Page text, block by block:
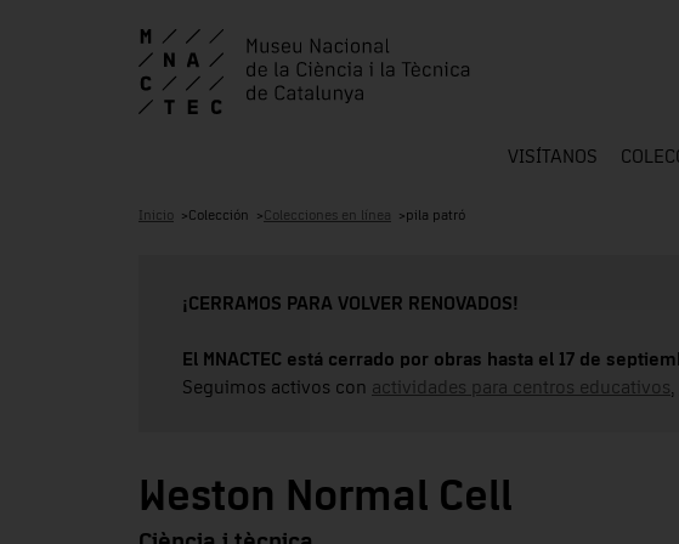
VISÍTANOS
Inicio Colección Colecciones en línea pila patró
¡CERRAMOS PARA VOLVER RENOVADOS!
El MNACTEC está cerrado por obras hasta el 17 de
Seguimos activos con actividades para centros educativos
Weston Normal Cell